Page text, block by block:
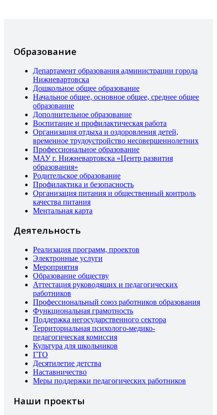
Образование
Департамент образования администрации города
Нижневартовска
Дошкольное общее образование
Начальное общее, основное общее, среднее общее
образование
Дополнительное образование
Воспитание и профилактическая работа
Организация отдыха и оздоровления детей,
временное трудоустройство несовершеннолетних
Профессиональное образование
МАУ г. Нижневартовска «Центр развития
образования»
Родительское образование
Профилактика и безопасность
Организация питания и общественный контроль
качества питания
Ментальная карта
Деятельность
Реализация программ, проектов
Электронные услуги
Мероприятия
Образование обществу
Аттестация руководящих и педагогических
работников
Профессиональный союз работников образования
Функциональная грамотность
Поддержка негосударственного сектора
Территориальная психолого-медико-
педагогическая комиссия
Культура для школьников
ГТО
Десятилетие детства
Наставничество
Меры поддержки педагогических работников
Наши проекты